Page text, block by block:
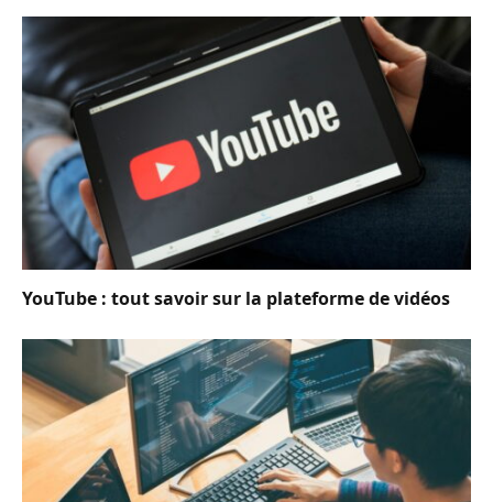
YouTube : tout savoir sur la plateforme de vidéos